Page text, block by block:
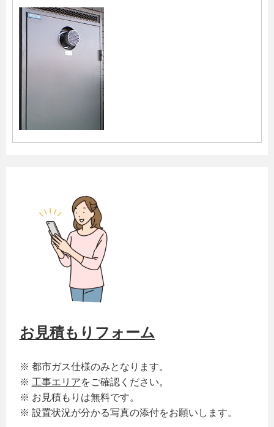
お見積もりフォーム
※ 都市ガス仕様のみとなります。
※ 工事エリアをご確認ください。
※ お見積もりは無料です。
※ 設置状況が分かる写真の添付をお願いします。